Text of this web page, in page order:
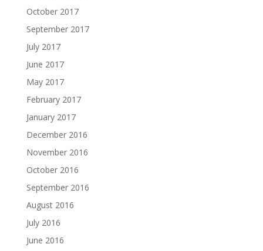
October 2017
September 2017
July 2017
June 2017
May 2017
February 2017
January 2017
December 2016
November 2016
October 2016
September 2016
August 2016
July 2016
June 2016